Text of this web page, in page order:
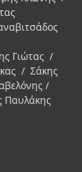
Γιώτας /
/ Σάκης
/
Παυλάκης